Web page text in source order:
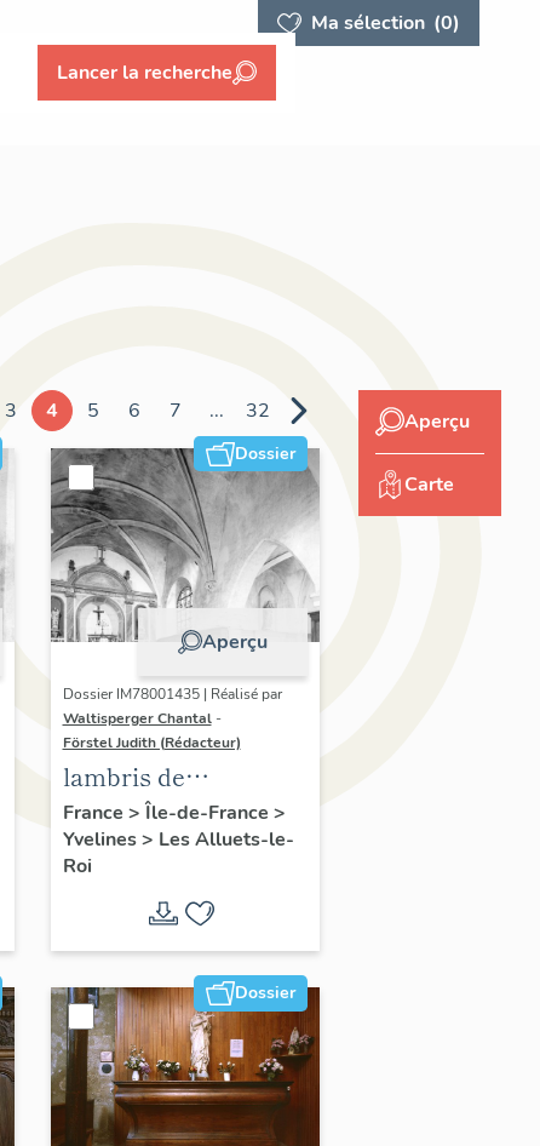
Ma sélection (0)
Lancer la recherche
3 4 5 6 7 ... 32
Dossier
Aperçu
Dossier IM78001435 | Réalisé par
Waltisperger Chantal -
Förstel Judith (Rédacteur)
lambris de
revêtement
France > Île-de-France >
Yvelines> Les Alluets-le-
Roi
Dossier
Aperçu
Carte